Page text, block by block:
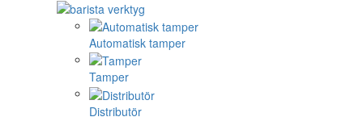
Automatisk tamper
Tamper
Distributör